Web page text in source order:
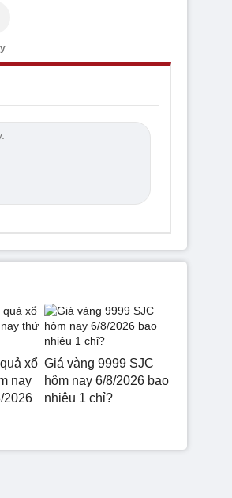
xổ
nay
2026
Giá vàng 9999 SJC
hôm nay 6/8/2026 bao
nhiêu 1 chỉ?